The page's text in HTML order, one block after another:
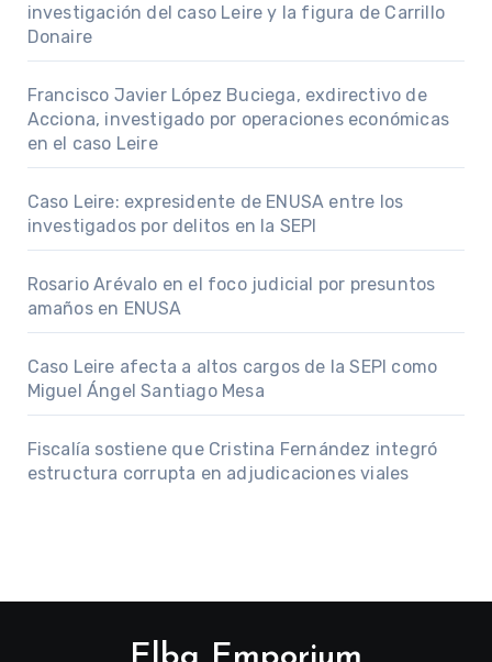
investigación del caso Leire y la figura de Carrillo
Donaire
Francisco Javier López Buciega, exdirectivo de
Acciona, investigado por operaciones económicas
en el caso Leire
Caso Leire: expresidente de ENUSA entre los
investigados por delitos en la SEPI
Rosario Arévalo en el foco judicial por presuntos
amaños en ENUSA
Caso Leire afecta a altos cargos de la SEPI como
Miguel Ángel Santiago Mesa
Fiscalía sostiene que Cristina Fernández integró
estructura corrupta en adjudicaciones viales